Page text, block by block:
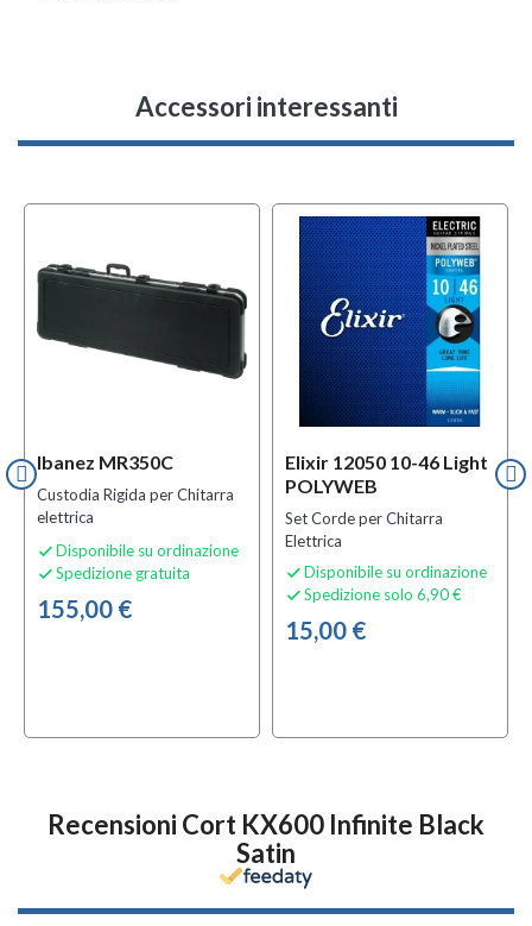
Accessori interessanti
Ibanez MR350C
Custodia Rigida per Chitarra
elettrica
 Disponibile su ordinazione
 Spedizione gratuita
155,00 €
Elixir 12050 10-46 Light
POLYWEB
Set Corde per Chitarra
Elettrica
 Disponibile su ordinazione
 Spedizione solo 6,90 €
15,00 €
MULTIPACK
Recensioni Cort KX600 Infinite Black
Satin